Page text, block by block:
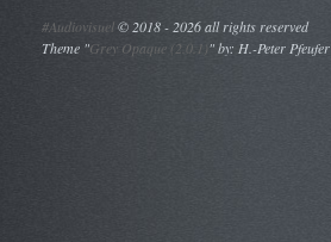
#Audiovisuel© 2018 - 2026 all rights reserved
Theme "Grey Opaque (2.0.1)" by: H.-Peter Pfeufer